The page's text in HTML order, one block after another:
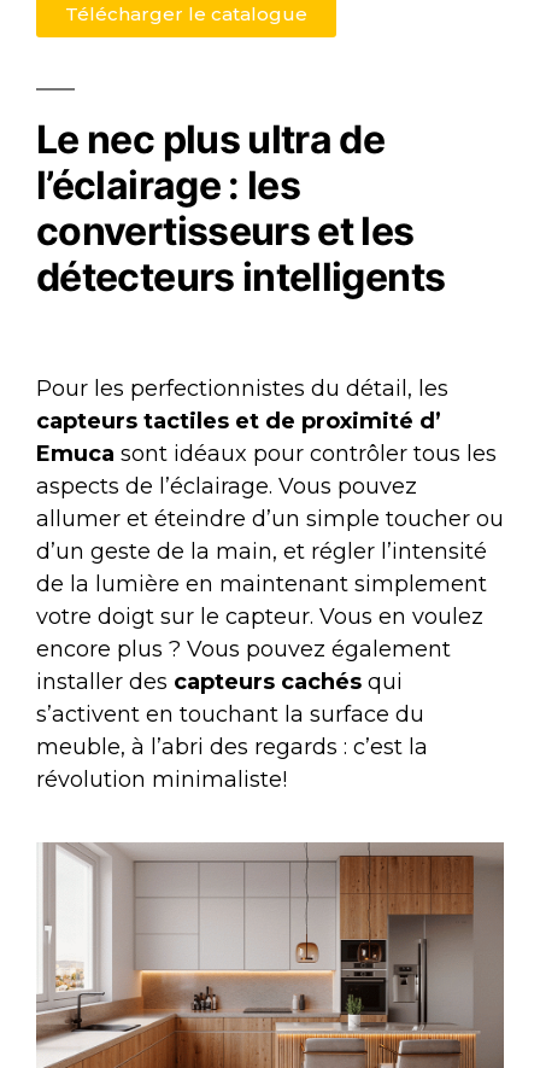
Télécharger le catalogue
Le nec plus ultra de
l’éclairage : les
convertisseurs et les
détecteurs intelligents
Pour les perfectionnistes du détail, les
capteurs tactiles et de proximité d’
Emuca sont idéaux pour contrôler tous les
aspects de l’éclairage. Vous pouvez
allumer et éteindre d’un simple toucher ou
d’un geste de la main, et régler l’intensité
de la lumière en maintenant simplement
votre doigt sur le capteur. Vous en voulez
encore plus ? Vous pouvez également
installer des capteurs cachés qui
s’activent en touchant la surface du
meuble, à l’abri des regards : c’est la
révolution minimaliste!